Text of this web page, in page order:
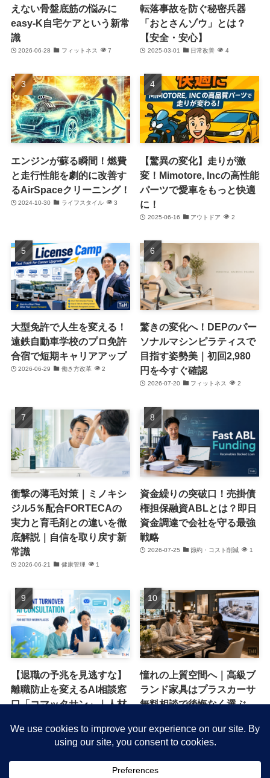
えない骨盤底筋の悩みに
easy-K自宅ケアという新常
識
2026-06-28 フィットネス 7
転落事故を防ぐ秘密兵器
「おとさんゾウ」とは？
【安全・安心】
2025-03-01 日常改善 4
エンジンが蘇る瞬間！燃費
と走行性能を劇的に改善す
るAirSpaceクリーニング！
2024-10-30 ライフスタイル 3
【驚異の変化】走りが激
変！Mimotore, Incの高性能
パーツで愛車をもっと快適
に！
2025-06-16 アウトドア 2
大型免許で人生を変える！
遠鉄自動車学校のプロ免許
合宿で短期キャリアアップ
2026-06-29 働き方改革 2
驚きの変化へ！DEPのパー
ソナルマシンピラティスで
目指す姿勢美｜初回2,980
円を今すぐ確認
2026-07-20 フィットネス 2
衝撃の薄毛対策｜ミノキシ
ジル5％配合FORTECAの
実力と育毛剤との違いを徹
底解説｜自信を取り戻す新
常識
2026-06-21 健康管理 1
資金繰りの突破口！売掛債
権担保融資ABLとは？即日
資金調達で会社を守る最強
戦略
2026-07-25 節約・コスト削減 1
【退職の予兆を見逃すな】
離職防止を変えるAI相談窓
口「コマッタサン」｜人材
2026-07-16 働き方改革 1
憧れの上質空間へ｜高級ブ
ランド家具はプラスカーサ
無料相談で後悔なく選ぶ
1